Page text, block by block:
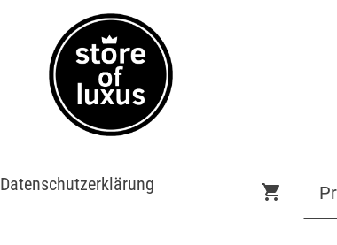
Datenschutzerklärung